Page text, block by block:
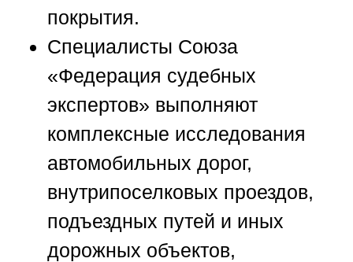
покрытия.
Специалисты Союза
«Федерация судебных
экспертов» выполняют
комплексные исследования
автомобильных дорог,
внутрипоселковых проездов,
подъездных путей и иных
дорожных объектов,